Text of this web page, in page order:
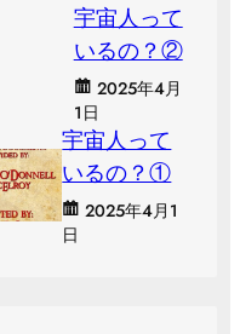
宇宙人って
いるの？②
2025年4月
1日
宇宙人って
いるの？①
2025年4月1
日